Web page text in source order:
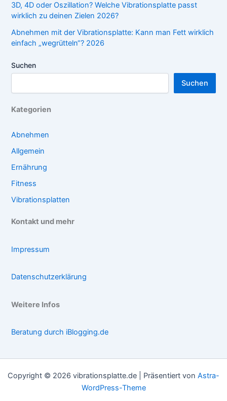
3D, 4D oder Oszillation? Welche Vibrationsplatte passt
wirklich zu deinen Zielen 2026?
Abnehmen mit der Vibrationsplatte: Kann man Fett wirklich
einfach „wegrütteln“? 2026
Suchen
Suchen
Kategorien
Abnehmen
Allgemein
Ernährung
Fitness
Vibrationsplatten
Kontakt und mehr
Impressum
Datenschutzerklärung
Weitere Infos
Beratung durch iBlogging.de
Copyright © 2026 vibrationsplatte.de | Präsentiert von Astra-
WordPress-Theme